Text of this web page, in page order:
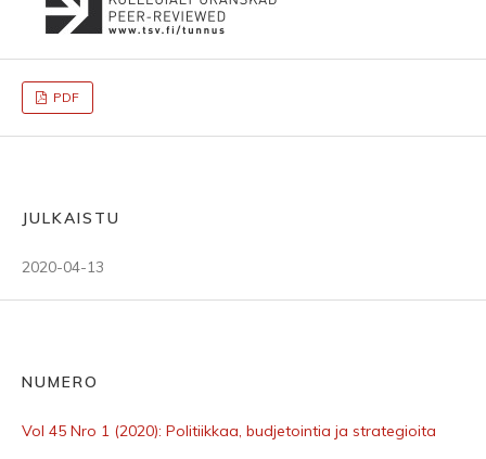
PDF
JULKAISTU
2020-04-13
NUMERO
Vol 45 Nro 1 (2020): Politiikkaa, budjetointia ja strategioita